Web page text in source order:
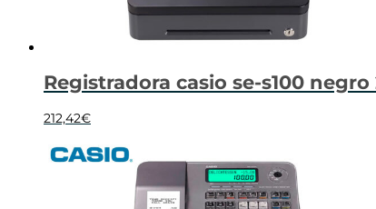
Registradora casio se-s100
212,42€